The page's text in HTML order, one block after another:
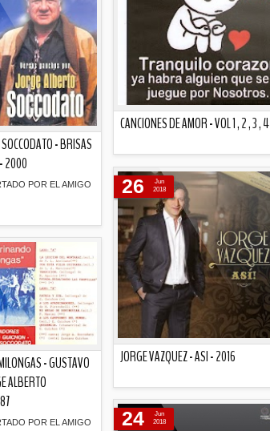
CANCIONES DE AMOR - VOL 1 , 2 , 3 , 4
- BRISAS
2000
POR EL AMIGO
JORGE VAZQUEZ - ASI - 2016
26
Jun
2018
- GUSTAVO
ALBERTO
POR EL AMIGO
24
Jun
2018